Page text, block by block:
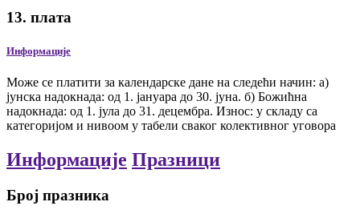
13. плата
Информације
Може се платити за календарске дане на следећи начин: а)
јунска надокнада: од 1. јануара до 30. јуна. б) Божићна
надокнада: од 1. јула до 31. децембра. Износ: у складу са
категоријом и нивоом у табели сваког колективног уговора
Информације Празници
Број празника